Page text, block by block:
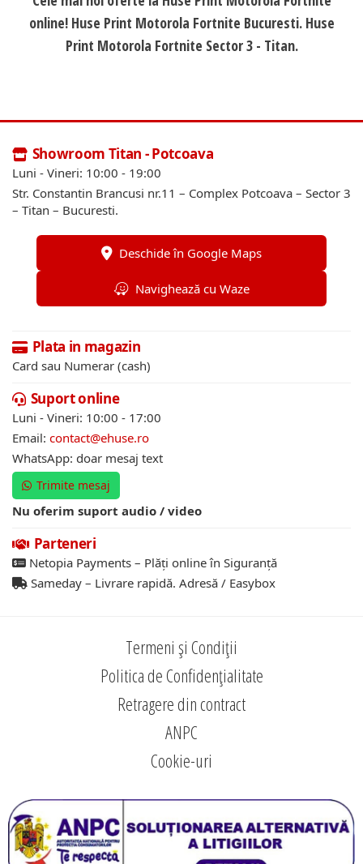
online! Huse Print Motorola Fortnite Bucuresti. Huse
Print Motorola Fortnite Sector 3 - Titan.
Showroom Titan - Potcoava
Luni - Vineri: 10:00 - 19:00
Str. Constantin Brancusi nr.11 – Complex Potcoava – Sector 3
– Titan – Bucuresti.
Deschide în Google Maps
Navighează cu Waze
Plata in magazin
Card sau Numerar (cash)
Suport online
Luni - Vineri: 10:00 - 17:00
Email: contact@ehuse.ro
WhatsApp: doar mesaj text
Trimite mesaj
Nu oferim suport audio / video
Parteneri
Netopia Payments – Plăți online în Siguranță
Sameday – Livrare rapidă. Adresă / Easybox
Termeni și Condiții
Politica de Confidențialitate
Retragere din contract
ANPC
Cookie-uri